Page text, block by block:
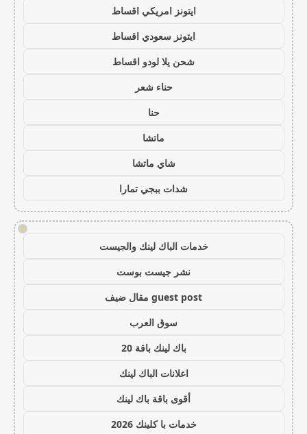
ايتونز امريكي اقساط
ايتونز سعودي اقساط
شحن يلا لودو اقساط
حناء شعر
حنا
ماتشا
شاي ماتشا
شدات ببجي تمارا
!
خدمات الباك لينك والجيست
نشر جيست بوست
guest post مقال ضيف
سوق العرب
باك لينك باقة 20
اعلانات الباك لينك
أقوى باقة باك لينك
خدمات با كلينك 2026